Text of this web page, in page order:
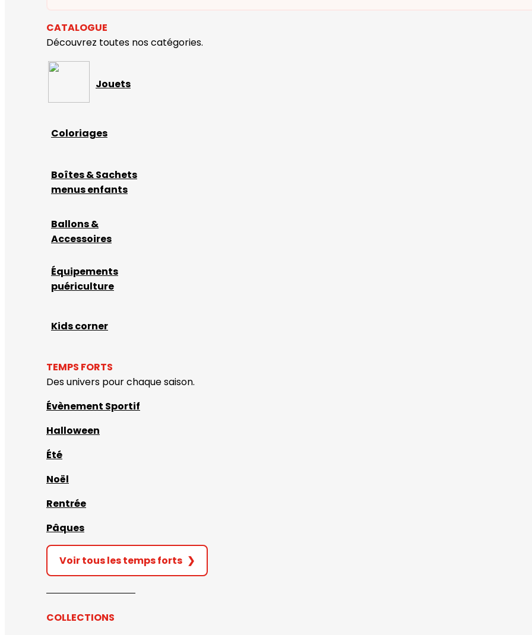
CATALOGUE
Découvrez toutes nos catégories.
Jouets
Coloriages
Boîtes & Sachets
menus enfants
Ballons &
Accessoires
Équipements
puériculture
Kids corner
TEMPS FORTS
Des univers pour chaque saison.
Évènement Sportif
Halloween
Été
Noël
Rentrée
Pâques
Voir tous les temps forts ❯
COLLECTIONS